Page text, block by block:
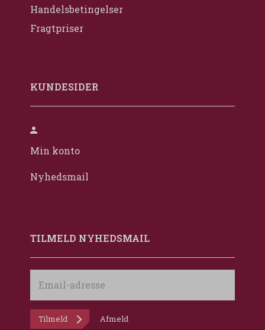
Handelsbetingelser
Fragtpriser
KUNDESIDER
Min konto
Nyhedsmail
TILMELD NYHEDSMAIL
adresse
Tilmeld Afmeld